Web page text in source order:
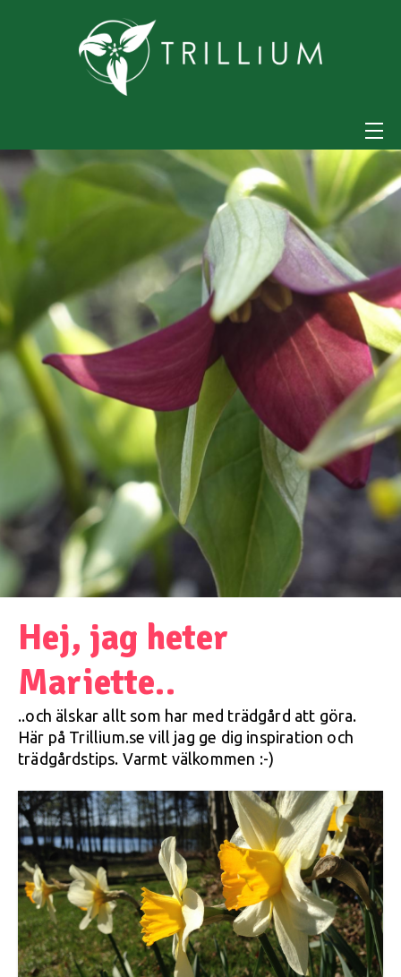
Hej, jag heter
Mariette..
..och älskar allt som har med trädgård att göra.
Här på Trillium.se vill jag ge dig inspiration och
trädgårdstips. Varmt välkommen :-)